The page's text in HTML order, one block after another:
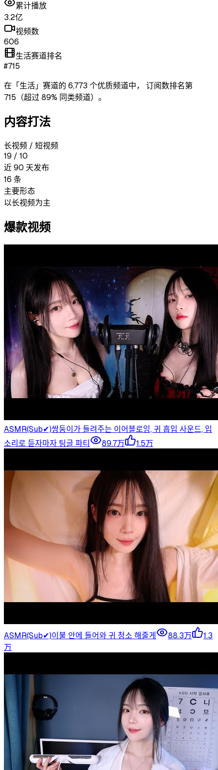
累计播放
3.2亿
视频数
606
生活赛道排名
#715
在「生活」赛道的 6,773 个优质频道中，
订阅数排名第
715 （超过89% 同类频道） 。
内容打法
长视频 / 短视频
19 / 10
近 90 天发布
16 条
主要形态
以长视频为主
爆款视频
ASMR(Sub✔)쌍둥이가 들려주는 이어블로잉, 귀 흡입 사운드, 입
소리로 듣자마자 팅글 파티
89.7万 1.5万
ASMR(Sub✔)이불 안에 들어와 귀 청소 해줄게 88.3万
1.3
万